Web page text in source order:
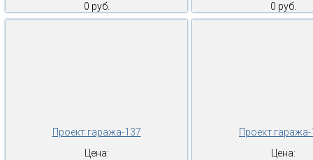
0 руб.
0 руб.
Проект гаража-137
Цена:
Проект
Цена: